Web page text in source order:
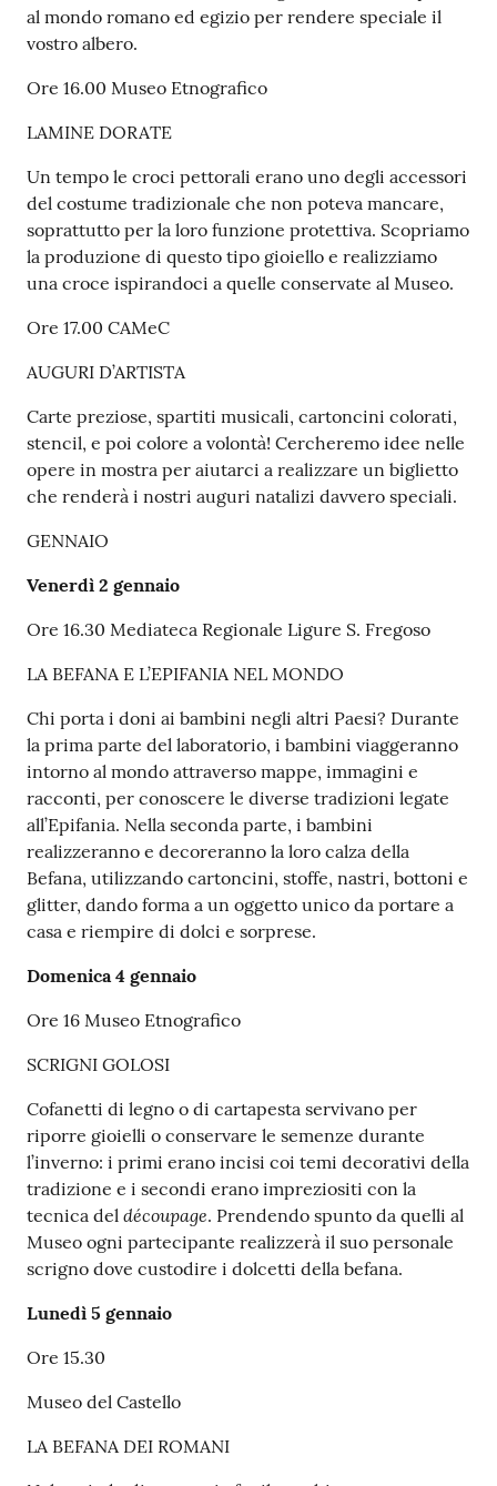
al mondo romano ed egizio per rendere speciale il
vostro albero.
Ore 16.00 Museo Etnografico
LAMINE DORATE
Un tempo le croci pettorali erano uno degli accessori
del costume tradizionale che non poteva mancare,
soprattutto per la loro funzione protettiva. Scopriamo
la produzione di questo tipo gioiello e realizziamo
una croce ispirandoci a quelle conservate al Museo.
Ore 17.00 CAMeC
AUGURI D’ARTISTA
Carte preziose, spartiti musicali, cartoncini colorati,
stencil, e poi colore a volontà! Cercheremo idee nelle
opere in mostra per aiutarci a realizzare un biglietto
che renderà i nostri auguri natalizi davvero speciali.
GENNAIO
Venerdì 2 gennaio
Ore 16.30 Mediateca Regionale Ligure S. Fregoso
LA BEFANA E L’EPIFANIA NEL MONDO
Chi porta i doni ai bambini negli altri Paesi? Durante
la prima parte del laboratorio, i bambini viaggeranno
intorno al mondo attraverso mappe, immagini e
racconti, per conoscere le diverse tradizioni legate
all’Epifania. Nella seconda parte, i bambini
realizzeranno e decoreranno la loro calza della
Befana, utilizzando cartoncini, stoffe, nastri, bottoni e
glitter, dando forma a un oggetto unico da portare a
casa e riempire di dolci e sorprese.
Domenica 4 gennaio
Ore 16 Museo Etnografico
SCRIGNI GOLOSI
Cofanetti di legno o di cartapesta servivano per
riporre gioielli o conservare le semenze durante
l’inverno: i primi erano incisi coi temi decorativi della
tradizione e i secondi erano impreziositi con la
tecnica del découpage. Prendendo spunto da quelli al
Museo ogni partecipante realizzerà il suo personale
scrigno dove custodire i dolcetti della befana.
Lunedì 5 gennaio
Ore 15.30
Museo del Castello
LA BEFANA DEI ROMANI